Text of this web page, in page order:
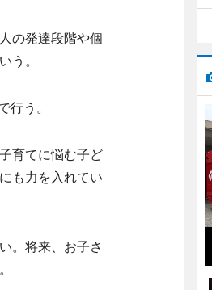
の発達段階や個
う。
う。
育てに悩む子ど
も力を入れてい
。将来、お子さ